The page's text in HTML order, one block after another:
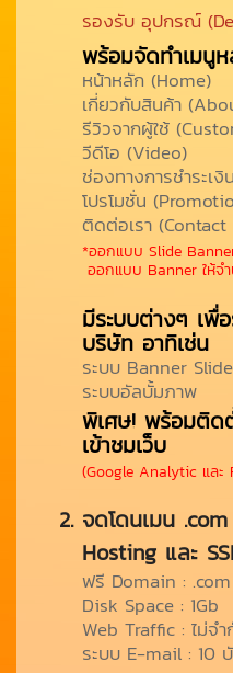
รองรับ อุปกรณ์
พร้อมจัดทำเมนู
หน้าหลัก (Home)
เกี่ยวกับสินค้า
รีวิวจากผู้ใช้
วีดีโอ (Video)
ช่องทางการชำระเ
โปรโมชั่น
ติดต่อเรา (Contact
*ออกแบบ Slide
ออกแบบ Banner ให้จ
มีระบบต่างๆ เพื่
บริษัท อาทิเช่น
ระบบ Banner Slide
ระบบอัลบั้มภาพ
พิเศษ! พร้อมติด
เข้าชมเว็บ
(Google Analytic และ
จดโดนเมน
Hosting และ
ฟรี Domain : .com
Disk Space : 1Gb
Web Traffic : ไม่จ
ระบบ E-mail : 10